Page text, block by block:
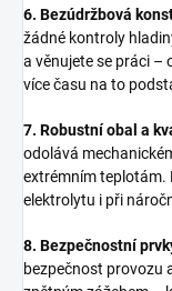
6. Bezúdržbová
žádné kontroly
a věnujete se práci –
více času na to
7. Robustní obal a
odolává
extrémním teplotám.
elektrolytu i při
8. Bezpečnostní
bezpečnost provozu